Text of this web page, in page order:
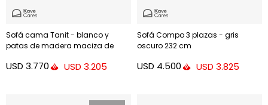
Sofá cama Tanit - blanco y
patas de madera maciza de
cm
USD 3.770 USD 3.205
Sofá Compo 3 plazas - gris
oscuro 232 cm
USD 4.500 USD 3.825